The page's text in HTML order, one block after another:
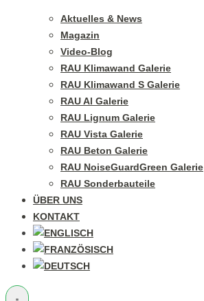
Aktuelles & News
Magazin
Video-Blog
RAU Klimawand Galerie
RAU Klimawand S Galerie
RAU Al Galerie
RAU Lignum Galerie
RAU Vista Galerie
RAU Beton Galerie
RAU NoiseGuardGreen Galerie
RAU Sonderbauteile
ÜBER UNS
KONTAKT